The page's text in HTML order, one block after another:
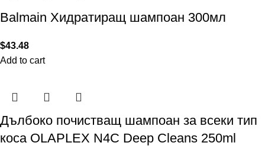
Balmain Хидратиращ шампоан 300мл
$43.48
Add to cart
Дълбоко почистващ шампоан за всеки тип
коса OLAPLEX N4C Deep Cleans 250ml